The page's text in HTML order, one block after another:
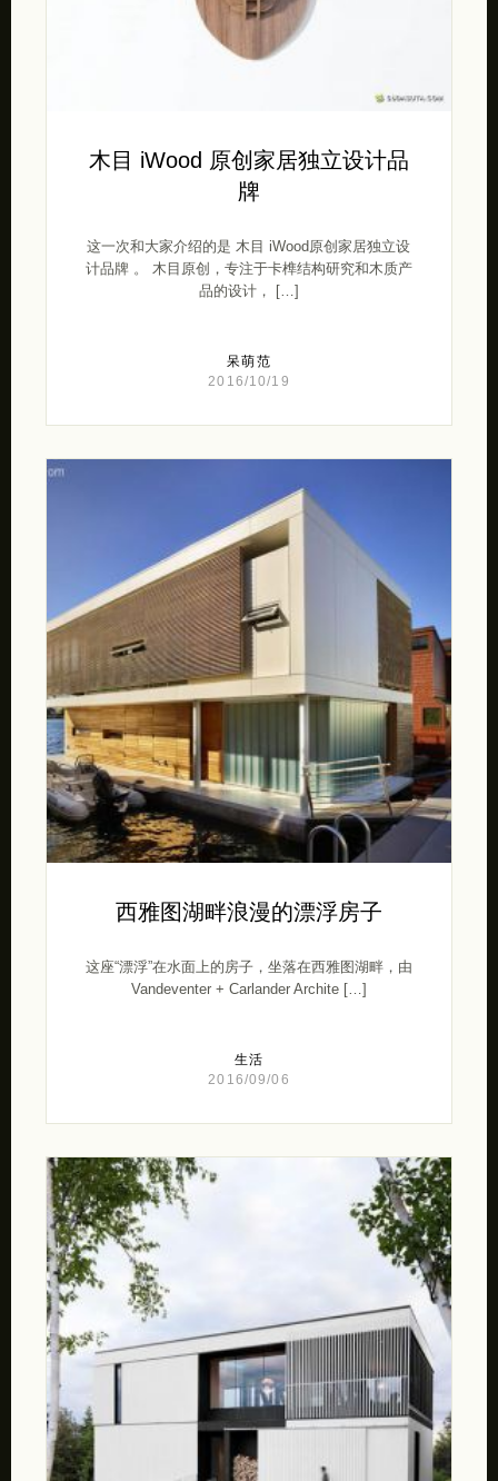
木目 iWood 原创家居独立设计品
牌
这一次和大家介绍的是 木目 iWood原创家居独立设
计品牌 。 木目原创，专注于卡榫结构研究和木质产
品的设计， […]
呆萌范
2016/10/19
西雅图湖畔浪漫的漂浮房子
这座“漂浮”在水面上的房子，坐落在西雅图湖畔，由
Vandeventer + Carlander Archite […]
生活
2016/09/06